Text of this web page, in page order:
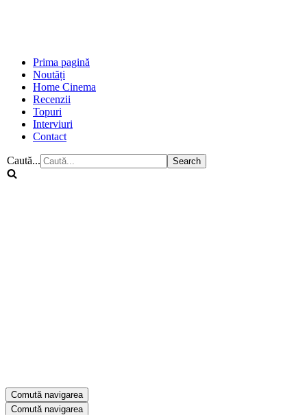
Prima pagină
Noutăți
Home Cinema
Recenzii
Topuri
Interviuri
Contact
Caută...
Comută navigarea
Comută navigarea